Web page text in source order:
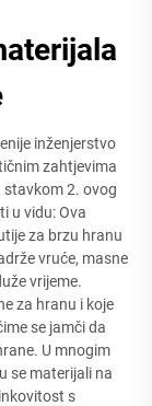
inženjerstvo
zahtjevima
stavkom 2. ovog
u vidu: Ova
za brzu hranu
vruće, masne
vrijeme.
za hranu i koje
se jamči da
U mnogim
se materijali na
s